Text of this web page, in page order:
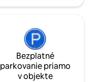
Bezplatné
parkovanie priamo
v objekte